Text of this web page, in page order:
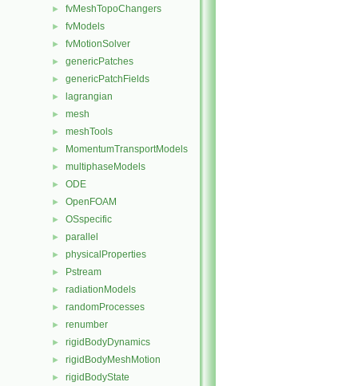
► fvMeshTopoChangers
► fvModels
► fvMotionSolver
► genericPatches
► genericPatchFields
► lagrangian
► mesh
► meshTools
► MomentumTransportModels
► multiphaseModels
► ODE
► OpenFOAM
► OSspecific
► parallel
► physicalProperties
► Pstream
► radiationModels
► randomProcesses
► renumber
► rigidBodyDynamics
► rigidBodyMeshMotion
► rigidBodyState